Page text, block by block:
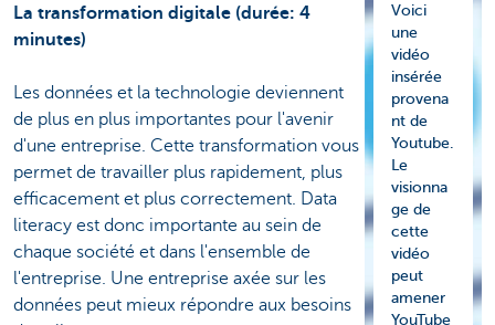
Voici
une
vidéo
insérée
provena
nt de
Youtube.
Le
visionna
ge de
cette
vidéo
peut
amener
YouTube
La transformation digitale (durée: 4
minutes)
Les données et la technologie deviennent
de plus en plus importantes pour l'avenir
d'une entreprise. Cette transformation vous
permet de travailler plus rapidement, plus
efficacement et plus correctement. Data
literacy est donc importante au sein de
chaque société et dans l'ensemble de
l'entreprise. Une entreprise axée sur les
données peut mieux répondre aux besoins